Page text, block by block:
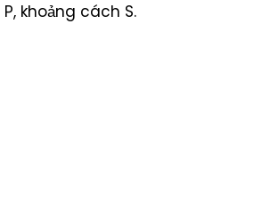
khoảng cách S.